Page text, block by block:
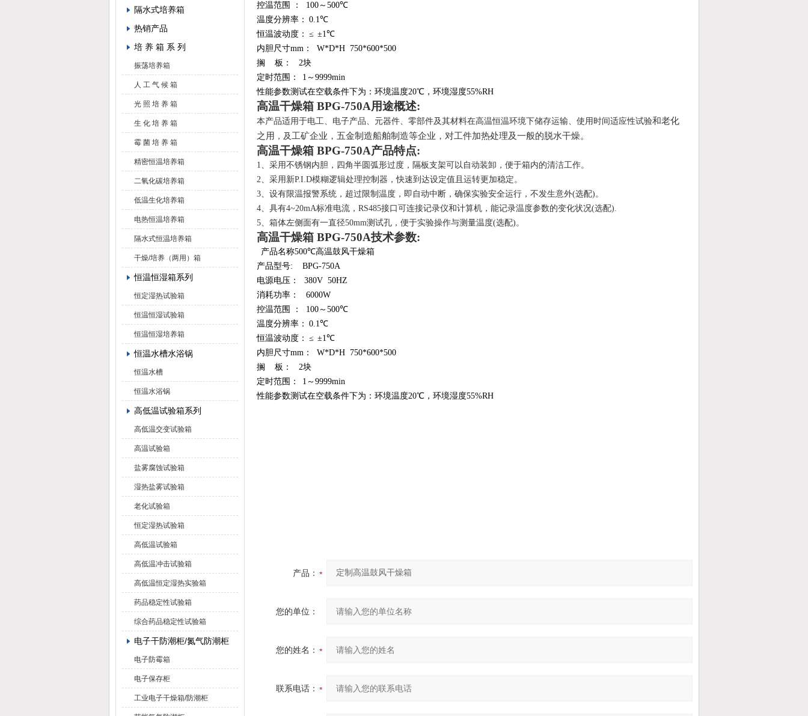
隔水式培养箱
热销产品
培 养 箱 系 列
振荡培养箱
人 工 气 候 箱
光 照 培 养 箱
生 化 培 养 箱
霉 菌 培 养 箱
精密恒温培养箱
二氧化碳培养箱
低温生化培养箱
电热恒温培养箱
隔水式恒温培养箱
干燥/培养（两用）箱
恒温恒湿箱系列
恒定湿热试验箱
恒温恒湿试验箱
恒温恒湿培养箱
恒温水槽水浴锅
恒温水槽
恒温水浴锅
高低温试验箱系列
高低温交变试验箱
高温试验箱
盐雾腐蚀试验箱
湿热盐雾试验箱
老化试验箱
恒定湿热试验箱
高低温试验箱
高低温冲击试验箱
高低温恒定湿热实验箱
药品稳定性试验箱
综合药品稳定性试验箱
电子干防潮柜/氮气防潮柜
电子防霉箱
电子保存柜
工业电子干燥箱/防潮柜
控温范围
： 100 ～500℃
温度分辨率 ： 0.1℃
恒温波动度 ： ≤ ±1℃
内胆尺寸mm ：
W*D*H 750*600*500
搁 板 ：
2块
定时范围 ： 1 ～ 9999min
性能参数测试在空载条件下为：环境温度20℃ ，环境湿度55%RH
高温干燥箱 BPG-750A用途概述:
本产品适用于电工、电子产品、元器件、零部件及其材料在高温恒温环境下储存运输、使用时间适应性试验和老化
之用 ，及 工矿企业，五金制造船舶制造等企业，对工件加热处理及一般的脱水干燥。
高温干燥箱 BPG-750A产品特点:
1、采用不锈钢内胆，四角半圆弧形过度，隔板支架可以自动装卸，便于箱内的清洁工作。
2、采用新P.I.D模糊逻辑处理控制器，快速到达设定值且运转更加稳定。
3、设有限温报警系统，超过限制温度，即自动中断，确保实验安全运行，不发生意外(选配)。
4、具有4~20mA标准电流， RS485接口可连接记录仪和计算机，能记录温度参数的变化状况(选配).
5、箱体左侧面有一直径50mm测试孔，便于实验操作与测量温度(选配)。
高温干燥箱 BPG-750A技术参数:
产品名称500℃高温鼓风干燥箱
产品型号: BPG-750A
电源电压 ：
380V 50HZ
消耗功率 ：
6000W
控温范围
： 100 ～500℃
温度分辨率 ： 0.1℃
恒温波动度 ： ≤ ±1℃
内胆尺寸mm ：
W*D*H 750*600*500
搁 板 ：
2块
定时范围 ： 1 ～ 9999min
性能参数测试在空载条件下为：环境温度20℃ ，环境湿度55%RH
产品：
您的单位：
您的姓名：
联系电话：